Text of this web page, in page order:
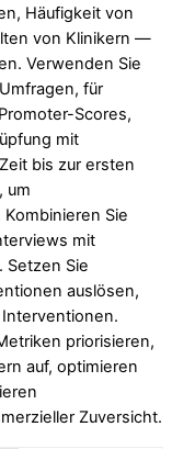
Häufigkeit von
von Klinikern —
Verwenden Sie
für
Scores,
mit
bis zur ersten
um
Sie
mit
Setzen Sie
auslösen,
priorisieren,
auf, optimieren
Zuversicht.